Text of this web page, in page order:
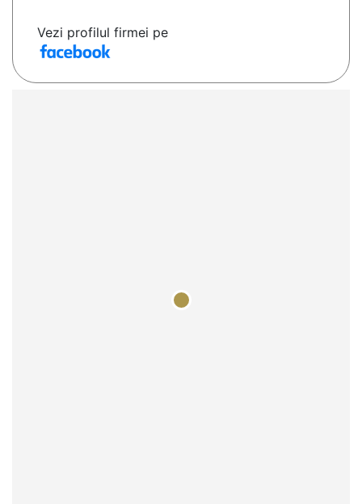
Vezi profilul firmei pe